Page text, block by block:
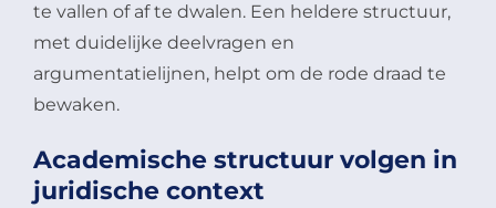
te vallen of af te dwalen. Een heldere structuur,
met duidelijke deelvragen en
argumentatielijnen, helpt om de rode draad te
bewaken.
Academische structuur volgen in
juridische context